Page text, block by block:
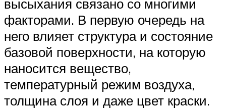
высыхания связано со многими
факторами. В первую очередь на
него влияет структура и состояние
базовой поверхности, на которую
наносится вещество,
температурный режим воздуха,
толщина слоя и даже цвет краски.